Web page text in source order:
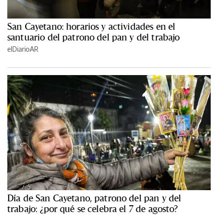
San Cayetano: horarios y actividades en el
santuario del patrono del pan y del trabajo
elDiarioAR
Día de San Cayetano, patrono del pan y del
trabajo: ¿por qué se celebra el 7 de agosto?